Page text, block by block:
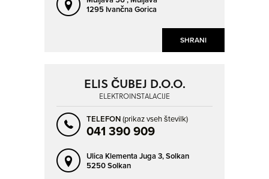
SHRANI
1295 Ivančna Gorica
ELIS ČUBEJ D.O.O.
ELEKTROINŠTALACIJE
TELEFON(prikaz vseh številk)
041 390 909
Ulica Klementa Juga 3,Solkan
5250 Solkan